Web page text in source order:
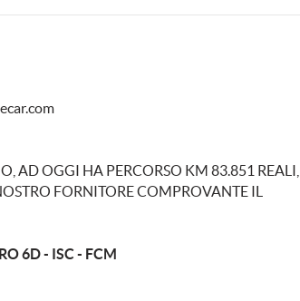
vetri scuri
AD OGGI HA PERCORSO KM 83.851
FORNITORE COMPROVANTE IL
6D - ISC - FCM